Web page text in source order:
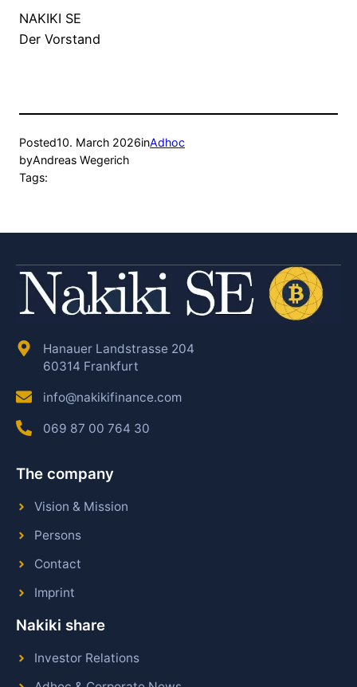
NAKIKI SE
Der Vorstand
Posted10. March 2026inAdhoc
byAndreas Wegerich
Tags:
Hanauer Landstrasse 204
60314 Frankfurt
info@nakikifinance.com
069 87 00 764 30
The company
Vision & Mission
Persons
Contact
Imprint
Nakiki share
Investor Relations